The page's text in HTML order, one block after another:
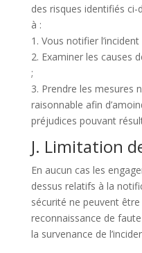
des risques identifiés
à :
1. Vous notifier
2. Examiner les causes
;
3. Prendre les mesures
raisonnable afin
préjudices pouvant
J. Limitation
En aucun cas les
dessus relatifs à la
sécurité ne peuvent
reconnaissance de
la survenance de